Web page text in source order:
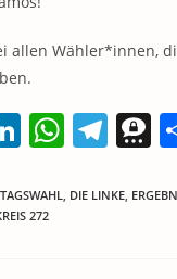
allen Wähler*innen,
Li
k
e
W
at
T
e
T
, DIE LINKE,
272